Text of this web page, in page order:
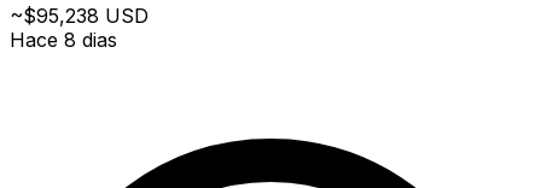
~$95,238 USD
Hace 8 dias